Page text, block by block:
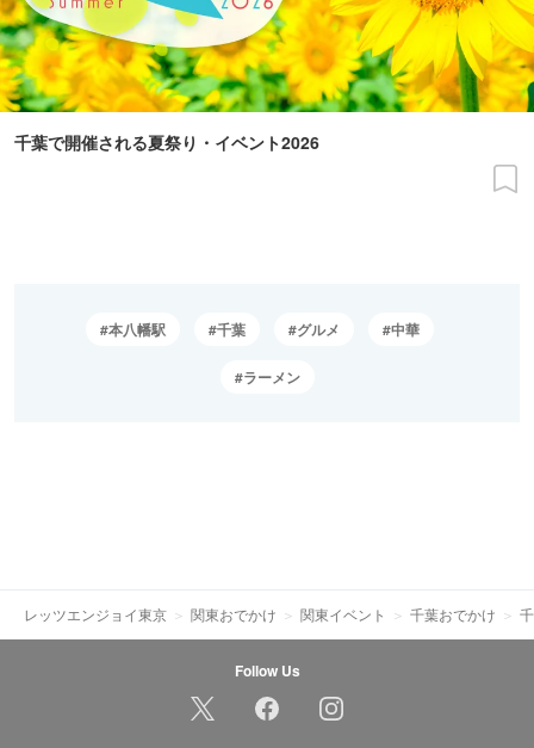
千葉で開催される夏祭り・イベント2026
本八幡駅 千葉 グルメ 中華
ラーメン
レッツエンジョイ東京 関東おでかけ 関東イベント 千葉おでかけ
Follow Us